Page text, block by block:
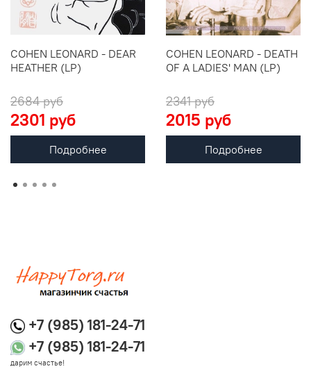
COHEN LEONARD - DEAR
HEATHER (LP)
2684 руб
2301 руб
Подробнее
COHEN LEONARD - DEATH
OF A LADIES' MAN (LP)
2341 руб
2015 руб
Подробнее
+7 (985) 181-24-71
+7 (985) 181-24-71
дарим счастье!